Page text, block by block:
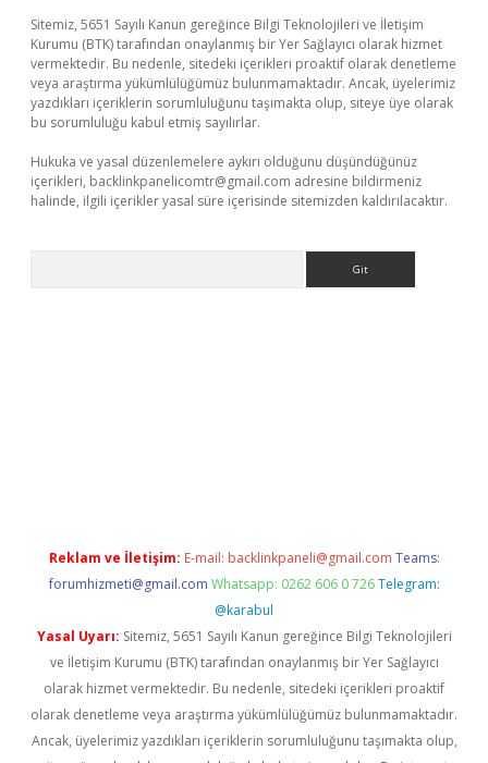
Sitemiz, 5651 Sayılı Kanun gereğince Bilgi Teknolojileri ve İletişim
Kurumu (BTK) tarafından onaylanmış bir Yer Sağlayıcı olarak hizmet
vermektedir. Bu nedenle, sitedeki içerikleri proaktif olarak denetleme
veya araştırma yükümlülüğümüz bulunmamaktadır. Ancak, üyelerimiz
yazdıkları içeriklerin sorumluluğunu taşımakta olup, siteye üye olarak
bu sorumluluğu kabul etmiş sayılırlar.
Hukuka ve yasal düzenlemelere aykırı olduğunu düşündüğünüz
içerikleri, backlinkpanelicomtr@gmail.com adresine bildirmeniz
halinde, ilgili içerikler yasal süre içerisinde sitemizden kaldırılacaktır.
Reklam ve İletişim: E-mail: backlinkpaneli@gmail.com Teams:
forumhizmeti@gmail.com Whatsapp: 0262 606 0 726 Telegram:
@karabul
Yasal Uyarı: Sitemiz, 5651 Sayılı Kanun gereğince Bilgi Teknolojileri
ve İletişim Kurumu (BTK) tarafından onaylanmış bir Yer Sağlayıcı
olarak hizmet vermektedir. Bu nedenle, sitedeki içerikleri proaktif
olarak denetleme veya araştırma yükümlülüğümüz bulunmamaktadır.
Ancak, üyelerimiz yazdıkları içeriklerin sorumluluğunu taşımakta olup,